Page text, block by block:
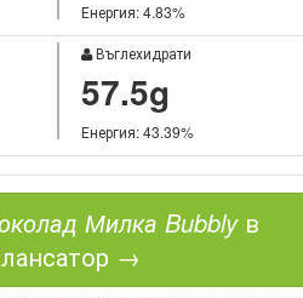
Енергия: 4.83%
Въглехидрати
57.5g
Енергия: 43.39%
Милка Bubblyв
→